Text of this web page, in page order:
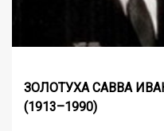
ЗОЛОТУХА САВВА
(1913–1990)